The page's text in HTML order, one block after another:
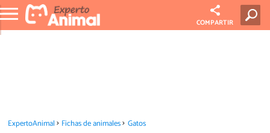
COMPARTIR
ExpertoAnimal Fichas de animales Gatos